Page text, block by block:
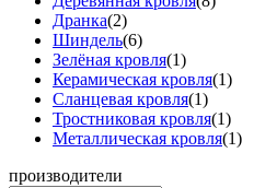
Дранка(2)
Шиндель(6)
Зелёная кровля(1)
Керамическая кровля(1)
Сланцевая кровля(1)
Тростниковая кровля(1)
Металлическая кровля(1)
производители